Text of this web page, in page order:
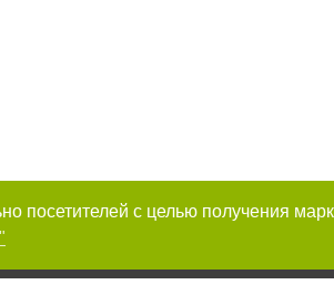
посетителей с целью получения